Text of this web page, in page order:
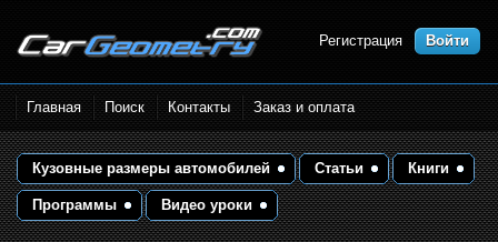
Размеры кузова автомобилей.
Контрольные точки и кузовные
размеры. Геометрия кузова
Регистрация Войти
Главная Поиск Контакты Заказ и оплата
Кузовные размеры автомобилей Статьи Книги
Программы Видео уроки